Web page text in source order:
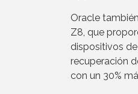
Oracle
Z8, que
dispositivos
recuperación
con un 30%